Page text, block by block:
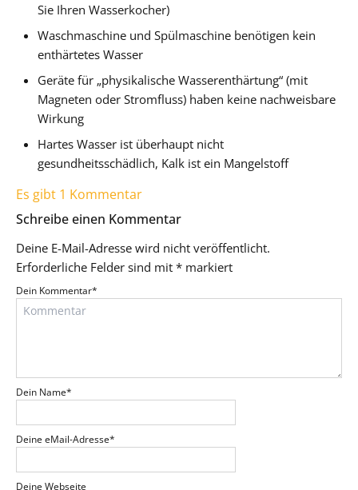
Sie Ihren Wasserkocher)
Waschmaschine und Spülmaschine benötigen kein
enthärtetes Wasser
Geräte für „physikalische Wasserenthärtung“ (mit
Magneten oder Stromfluss) haben keine nachweisbare
Wirkung
Hartes Wasser ist überhaupt nicht
gesundheitsschädlich, Kalk ist ein Mangelstoff
Es gibt 1 Kommentar
Schreibe einen Kommentar
Deine E-Mail-Adresse wird nicht veröffentlicht.
Erforderliche Felder sind mit * markiert
Dein Kommentar*
Dein Name*
Deine eMail-Adresse*
Deine Webseite